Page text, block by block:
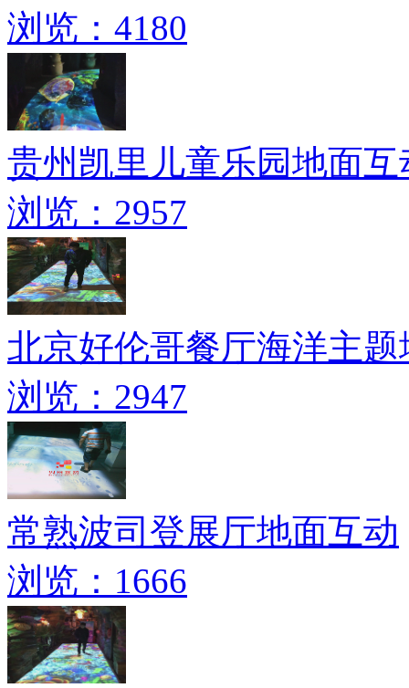
浏览：4180
贵州凯里儿童乐园地面互
浏览：2957
北京好伦哥餐厅海洋主
浏览：2947
常熟波司登展厅地面互动
浏览：1666